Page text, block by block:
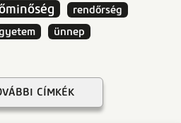
rendőrség
ünnep
CÍMKÉK